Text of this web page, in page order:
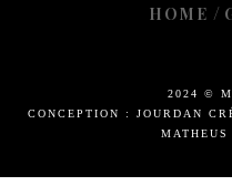
HOME /
2024 ©
CONCEPTION : JOURDAN